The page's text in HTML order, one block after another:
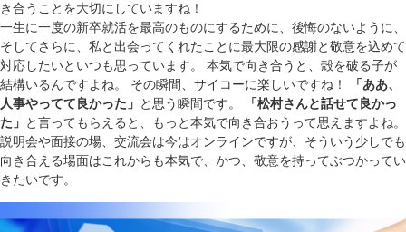
き合うことを大切にしていますね！
一生に一度の新卒就活を最高のものにするために、後悔のないように、
そしてさらに、私と出会ってくれたことに最大限の感謝と敬意を込めて
対応したいといつも思っています。 本気で向き合うと、殻を破る子が
結構いるんですよね。 その瞬間、サイコーに楽しいですね！
「ああ、
人事やってて良かった」 と思う瞬間です。
「松村さんと話せて良かっ
た」 と言ってもらえると、もっと本気で向き合おうって思えますよね。
説明会や面接の場、交流会は今はオンラインですが、そういう少しでも
向き合える場面はこれからも本気で、かつ、敬意を持ってぶつかってい
きたいです。